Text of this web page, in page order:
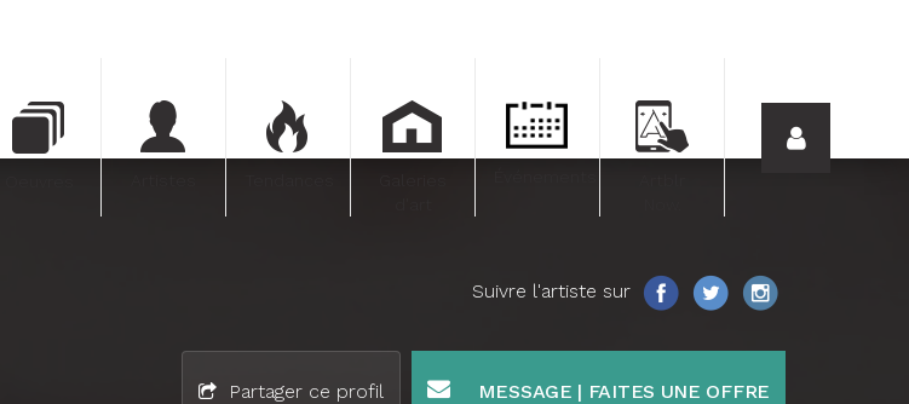
Suivre l'artiste sur
Partager ce profil MESSAGE | FAITES UNE OFFRE